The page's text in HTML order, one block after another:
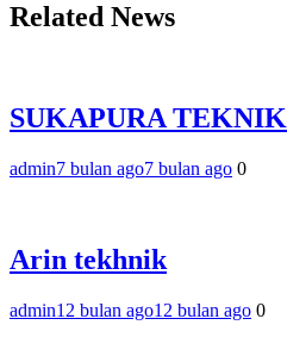
Related News
SUKAPURA TEKNIK
admin7 bulan ago7 bulan ago 0
Arin tekhnik
admin12 bulan ago12 bulan ago 0